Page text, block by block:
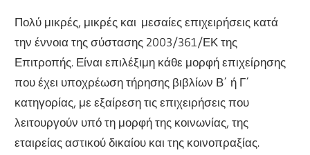
Πολύ μικρές, μικρές και μεσαίες επιχειρήσεις κατά
την έννοια της σύστασης 2003/361/ΕΚ της
Επιτροπής. Είναι επιλέξιμη κάθε μορφή επιχείρησης
που έχει υποχρέωση τήρησης βιβλίων Β΄ ή Γ΄
κατηγορίας, με εξαίρεση τις επιχειρήσεις που
λειτουργούν υπό τη μορφή της κοινωνίας, της
εταιρείας αστικού δικαίου και της κοινοπραξίας.